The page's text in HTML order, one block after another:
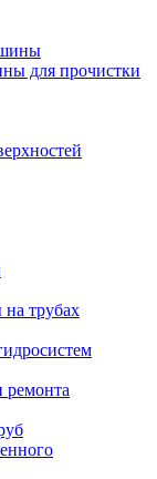
для прочистки
на трубах
ремонта